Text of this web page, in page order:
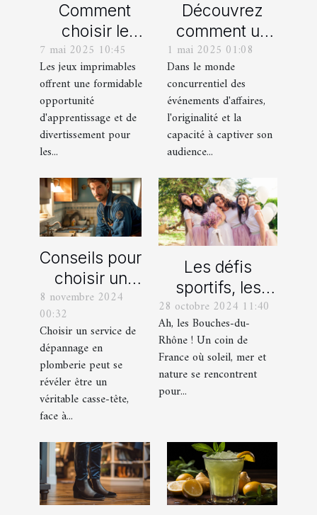
Comment
choisir le
meilleur jeu
imprimable
pour votre
enfant
7 mai 2025 10:45
Les jeux imprimables
offrent une formidable
opportunité
d'apprentissage et de
divertissement pour
les...
Découvrez
comment un
spectacle de
magie
transforme les
événements
professionnels
1 mai 2025 01:08
Dans le monde
concurrentiel des
événements d'affaires,
l'originalité et la
capacité à captiver son
audience...
Conseils pour
choisir un
bon service
dépannage
en plomberie
8 novembre 2024
00:32
Choisir un service de
dépannage en
plomberie peut se
révéler être un
véritable casse-tête,
face à...
Les défis
sportifs, les
incontournables
de toute
organisation
d’EVG et EVJF
28 octobre 2024 11:40
Ah, les Bouches-du-
Rhône ! Un coin de
France où soleil, mer et
nature se rencontrent
pour...